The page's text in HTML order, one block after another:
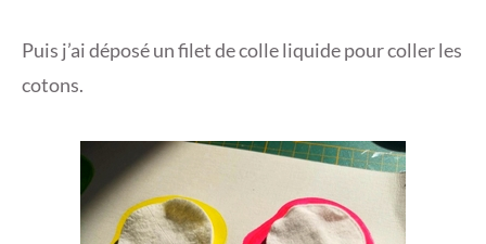
Puis j’ai déposé un filet de colle liquide pour coller les
cotons.